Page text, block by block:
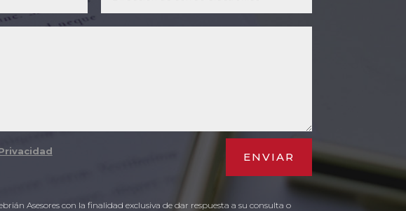
ENVIAR
Asesores con la finalidad exclusiva de dar respuesta a su consulta o